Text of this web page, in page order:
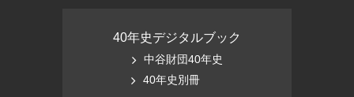
40年史デジタルブック
中谷財団40年史
40年史別冊